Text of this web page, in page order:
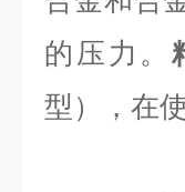
的压力。
型），在